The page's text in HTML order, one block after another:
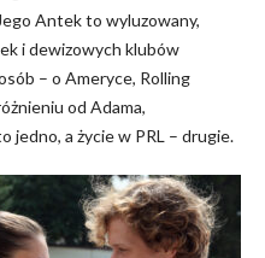
Antek to wyluzowany,
i dewizowych klubów
– o Ameryce, Rolling
od Adama,
jedno, a życie w PRL – drugie.